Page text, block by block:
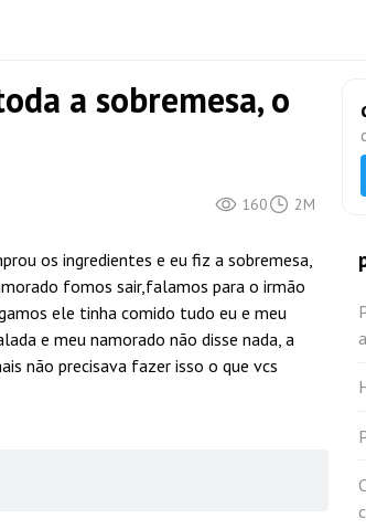
a sobremesa, o
160 2M
os ingredientes e eu fiz a sobremesa,
fomos sair,falamos para o irmão
ele tinha comido tudo eu e meu
e meu namorado não disse nada, a
não precisava fazer isso o que vcs